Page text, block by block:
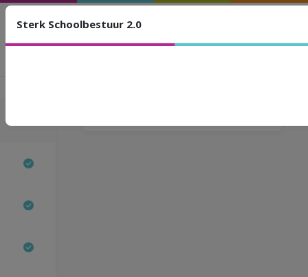
Sterk Schoolbestuur 2.0
Dragers van
beleidsvoerend vermogen
Sterk Schoolbestuur 2.0